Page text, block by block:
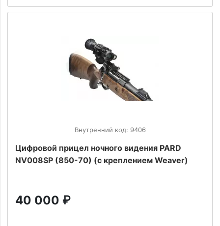
Внутренний код: 9406
Цифровой прицел ночного видения PARD
NV008SP (850-70) (с креплением Weaver)
40 000 ₽